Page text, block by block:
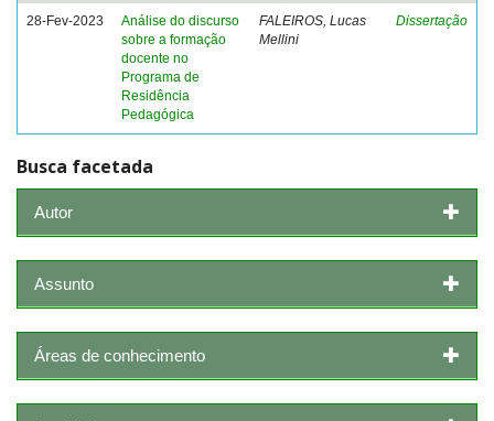
28-Fev-2023
Análise do discurso
sobre a formação
docente no
Programa de
Residência
Pedagógica
FALEIROS, Lucas
Mellini
Dissertação
Busca facetada
Autor
Assunto
Áreas de conhecimento